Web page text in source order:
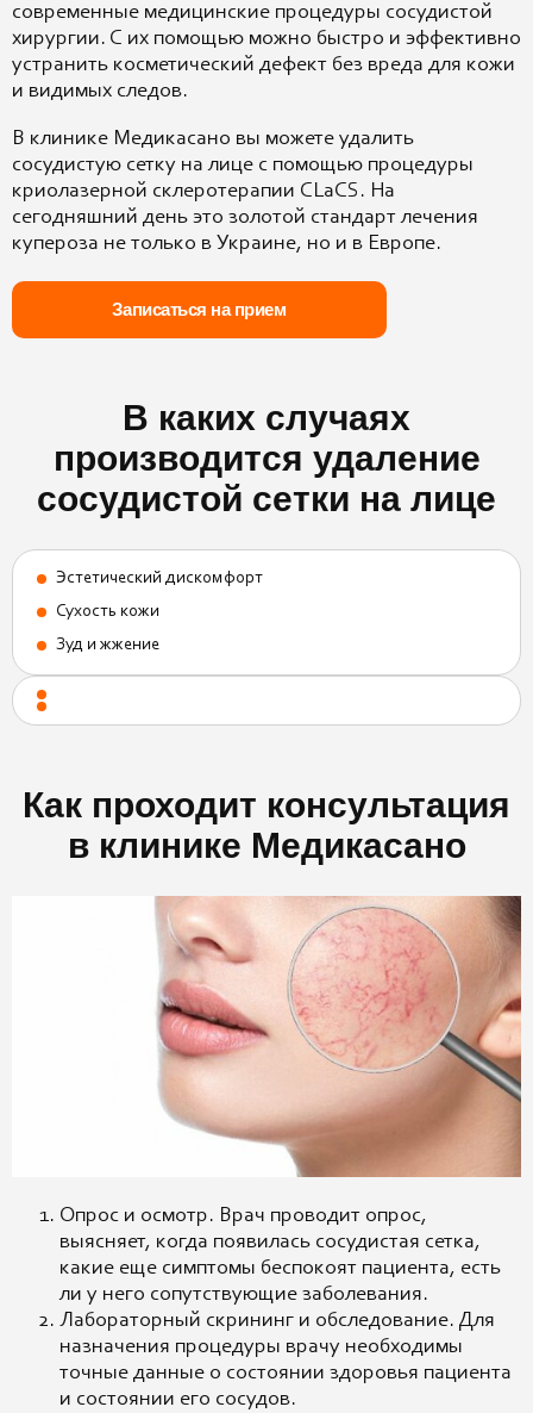
современные медицинские процедуры сосудистой
хирургии. С их помощью можно быстро и эффективно
устранить косметический дефект без вреда для кожи
и видимых следов.
В клинике Медикасано вы можете удалить
сосудистую сетку на лице с помощью процедуры
криолазерной склеротерапии CLaCS. На
сегодняшний день это золотой стандарт лечения
купероза не только в Украине, но и в Европе.
Записаться на прием
В каких случаях
производится удаление
сосудистой сетки на лице
Эстетический дискомфорт
Сухость кожи
Зуд и жжение
Как проходит консультация
в клинике Медикасано
Опрос и осмотр. Врач проводит опрос,
выясняет, когда появилась сосудистая сетка,
какие еще симптомы беспокоят пациента, есть
ли у него сопутствующие заболевания.
Лабораторный скрининг и обследование. Для
назначения процедуры врачу необходимы
точные данные о состоянии здоровья пациента
и состоянии его сосудов.